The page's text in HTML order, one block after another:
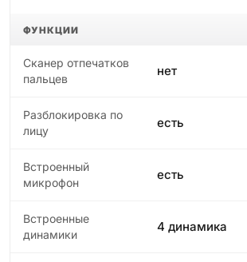
ФУНКЦИИ
Сканер отпечатков
пальцев
нет
Разблокировка по
лицу
есть
Встроенный
микрофон
есть
Встроенные
динамики
4 динамика